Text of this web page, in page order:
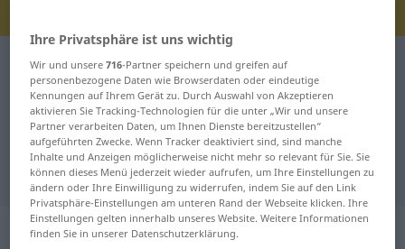
Kroatisch-Deutsch Wörterbuch brazgotina
Kroatisch-Deutsch Übersetzung für
"brazgotina"
"brazgotina" Deutsch Übersetzung
„brazgotina“
Ihre Privatsphäre ist uns wichtig
Wir und unsere716-Partner speichern und greifen auf
personenbezogene Daten wie Browserdaten oder eindeutige
Kennungen auf Ihrem Gerät zu. Durch Auswahl von Akzeptieren
aktivieren Sie Tracking-Technologien für die unter „Wir und unsere
Partner verarbeiten Daten, um Ihnen Dienste bereitzustellen“
aufgeführten Zwecke. Wenn Tracker deaktiviert sind, sind manche
Inhalte und Anzeigen möglicherweise nicht mehr so relevant für Sie. Sie
können dieses Menü jederzeit wieder aufrufen, um Ihre Einstellungen zu
ändern oder Ihre Einwilligung zu widerrufen, indem Sie auf den Link
Privatsphäre-Einstellungen am unteren Rand der Webseite klicken. Ihre
Einstellungen gelten innerhalb unseres Website. Weitere Informationen
finden Sie in unserer Datenschutzerklärung.